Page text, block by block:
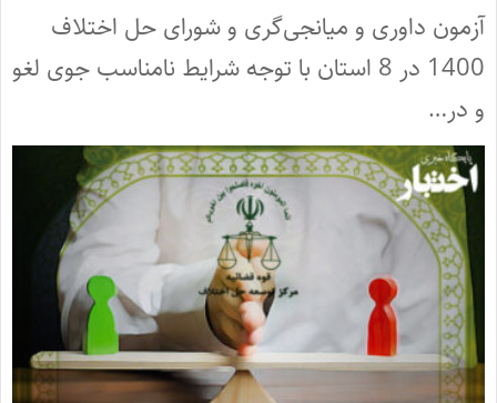
آزمون داوری و میانجی‌گری و شورای حل اختلاف
1400 در 8 استان با توجه شرایط نامناسب جوی لغو
و در…